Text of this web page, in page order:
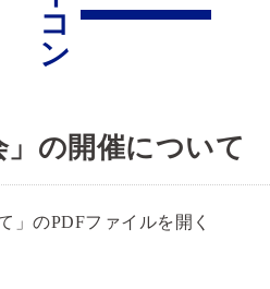
」の開催について
」のPDFファイルを開く